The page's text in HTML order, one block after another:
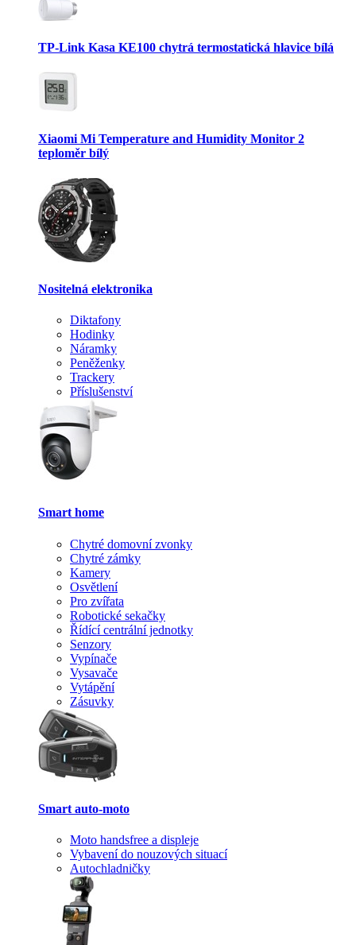
TP-Link Kasa KE100 chytrá termostatická hlavice bílá
Xiaomi Mi Temperature and Humidity Monitor 2
teploměr bílý
Nositelná elektronika
Diktafony
Hodinky
Náramky
Peněženky
Trackery
Příslušenství
Smart home
Chytré domovní zvonky
Chytré zámky
Kamery
Osvětlení
Pro zvířata
Robotické sekačky
Řídící centrální jednotky
Senzory
Vypínače
Vysavače
Vytápění
Zásuvky
Smart auto-moto
Moto handsfree a displeje
Vybavení do nouzových situací
Autochladničky